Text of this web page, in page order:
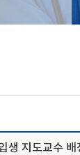
생 지도교수